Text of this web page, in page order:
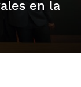
en la